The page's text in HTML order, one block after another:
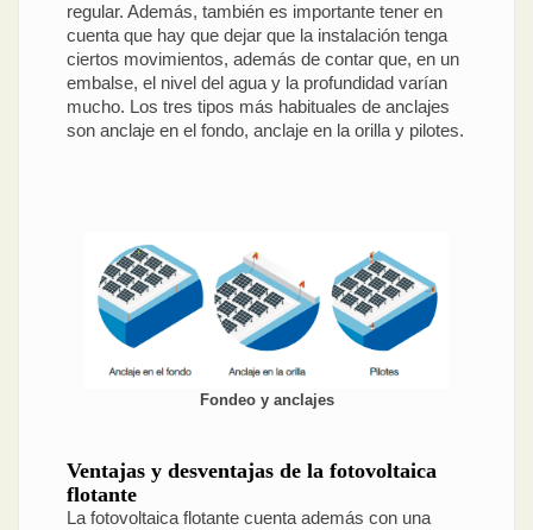
regular. Además, también es importante tener en
cuenta que hay que dejar que la instalación tenga
ciertos movimientos, además de contar que, en un
embalse, el nivel del agua y la profundidad varían
mucho. Los tres tipos más habituales de anclajes
son anclaje en el fondo, anclaje en la orilla y pilotes.
Fondeo y anclajes
Ventajas y desventajas de la fotovoltaica
flotante
La fotovoltaica flotante cuenta además con una